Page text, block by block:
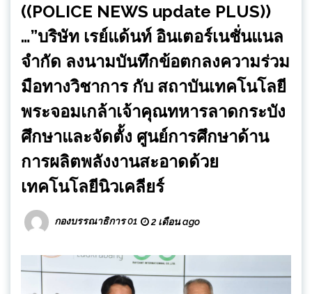
((POLICE NEWS update PLUS))
…”บริษัท เรย์แด้นท์ อินเตอร์เนชั่นแนล
จำกัด ลงนามบันทึกข้อตกลงความร่วม
มือทางวิชาการ กับ สถาบันเทคโนโลยี
พระจอมเกล้าเจ้าคุณทหารลาดกระบัง
ศึกษาและจัดตั้ง ศูนย์การศึกษาด้าน
การผลิตพลังงานสะอาดด้วย
เทคโนโลยีนิวเคลียร์
กองบรรณาธิการ 01 2 เดือน ago